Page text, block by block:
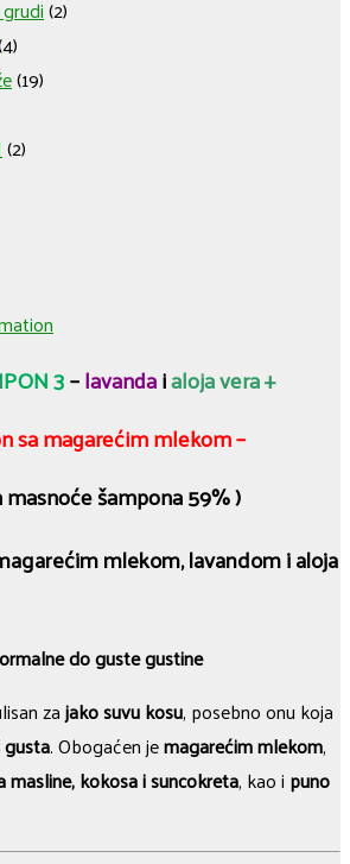
(2)
(19)
(2)
3–lavandaialoja vera +
sa magarećim mlekom –
šampona 59% )
mlekom, lavandom i aloja
do guste gustine
zajako suvu kosu, posebno onu koja
. Obogaćen jemagarećim mlekom,
masline, kokosa i suncokreta, kao i puno